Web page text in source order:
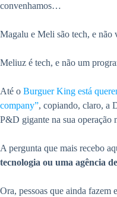
convenhamos…
Magalu e Meli são tech, e
Meliuz é tech, e não um
Até o Burguer King está
company”, copiando, claro, a
P&D gigante na sua operação
A pergunta que mais recebo
tecnologia ou uma agência
Ora, pessoas que ainda fazem